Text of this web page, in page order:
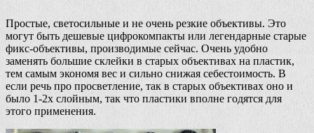
Простые, светосильные и не очень резкие объективы. Это
могут быть дешевые цифрокомпакты или легендарные старые
фикс-объективы, производимые сейчас. Очень удобно
заменять большие склейки в старых объективах на пластик,
тем самым экономя вес и сильно снижая себестоимость. В
если речь про просветление, так в старых объективах оно и
было 1-2х слойным, так что пластики вполне годятся для
этого применения.